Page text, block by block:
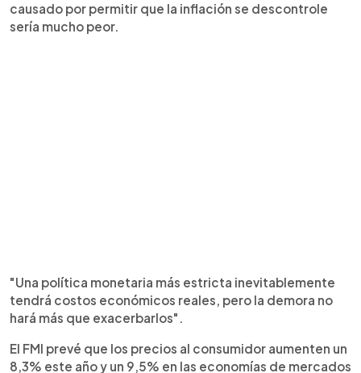
causado por permitir que la inflación se descontrole
sería mucho peor.
"Una política monetaria más estricta inevitablemente
tendrá costos económicos reales, pero la demora no
hará más que exacerbarlos".
El FMI prevé que los precios al consumidor aumenten un
8,3% este año y un 9,5% en las economías de mercados